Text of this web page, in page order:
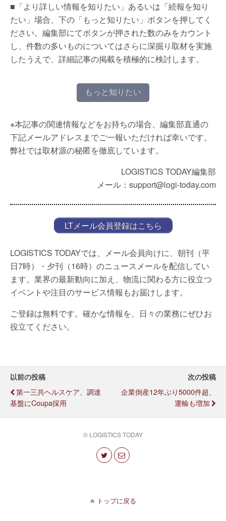
■「より詳しい情報を知りたい」あるいは「続報を知り
たい」場合、下の「もっと知りたい」ボタンを押してく
ださい。編集部にてボタンが押された数のみをカウント
し、件数の多いものについてはさらに深掘り取材を実施
したうえで、詳細記事の掲載を積極的に検討します。
もっと知りたい
※本記事の関連情報などをお持ちの場合、編集部直通の
下記メールアドレスまでご一報いただければ幸いです。
弊社では取材源の秘匿を徹底しています。
LOGISTICS TODAY編集部
メール：support@logi-today.com
LTメール会員登録はこちら
LOGISTICS TODAYでは、メール会員向けに、朝刊（平
日7時）・夕刊（16時）のニュースメールを配信してい
ます。業界の最新動向に加え、物流に関わる方に役立つ
イベントや注目のサービス情報もお届けします。
ご登録は無料です。確かな情報を、日々の業務にぜひお
役立てください。
以前の投稿
第一三共ヘルスケア、調達
基盤にCoupa採用
次の投稿
企業倒産12年ぶり5000件超、
運輸も増加
© LOGISTICS TODAY
トップに戻る